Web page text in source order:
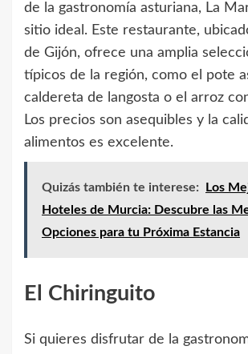
de la gastronomía asturiana, La
sitio ideal. Este restaurante,
de Gijón, ofrece una amplia
típicos de la región, como el pote
caldereta de langosta o el arroz
Los precios son asequibles y la
alimentos es excelente.
Quizás también te interese:
Los
Hoteles de Murcia: Descubre las
Opciones para tu Próxima Estancia
El Chiringuito
Si quieres disfrutar de la